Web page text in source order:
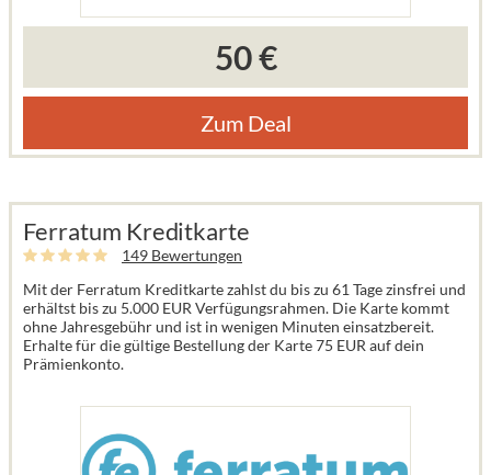
50 €
Zum Deal
Ferratum Kreditkarte
149 Bewertungen
Mit der Ferratum Kreditkarte zahlst du bis zu 61 Tage zinsfrei und
erhältst bis zu 5.000 EUR Verfügungsrahmen. Die Karte kommt
ohne Jahresgebühr und ist in wenigen Minuten einsatzbereit.
Erhalte für die gültige Bestellung der Karte 75 EUR auf dein
Prämienkonto.